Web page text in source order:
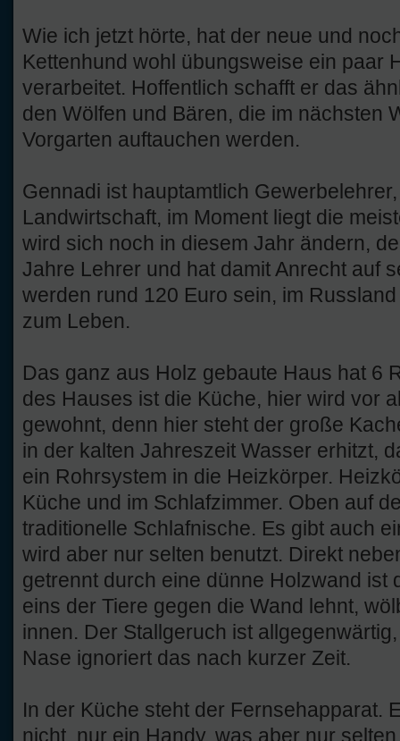
Wie ich jetzt hörte, hat der neue und
Kettenhund wohl übungsweise ein paar
verarbeitet. Hoffentlich schafft er das
den Wölfen und Bären, die im nächsten
Vorgarten auftauchen werden.
Gennadi ist hauptamtlich
Landwirtschaft, im Moment liegt die
wird sich noch in diesem Jahr ändern,
Jahre Lehrer und hat damit Anrecht auf
werden rund 120 Euro sein, im
zum Leben.
Das ganz aus Holz gebaute Haus hat 6
des Hauses ist die Küche, hier wird vor
gewohnt, denn hier steht der große
in der kalten Jahreszeit Wasser erhitzt,
ein Rohrsystem in die Heizkörper.
Küche und im Schlafzimmer. Oben auf
traditionelle Schlafnische. Es gibt auch
wird aber nur selten benutzt. Direkt
getrennt durch eine dünne Holzwand ist
eins der Tiere gegen die Wand lehnt,
innen. Der Stallgeruch ist
Nase ignoriert das nach kurzer Zeit.
In der Küche steht der Fernsehapparat.
nicht, nur ein Handy, was aber nur